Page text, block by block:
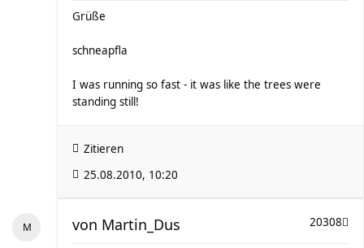
Grüße
schneapfla
I was running so fast - it was like the trees were
standing still!
Zitieren
25.08.2010, 10:20
20308
von Martin_Dus